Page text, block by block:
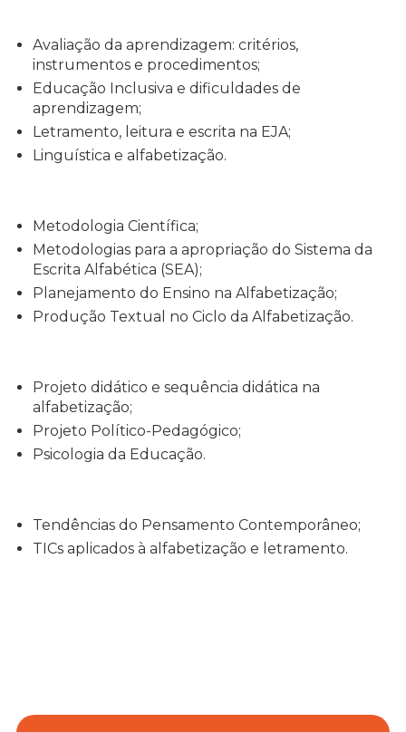
Avaliação da aprendizagem: critérios,
instrumentos e procedimentos;
Educação Inclusiva e dificuldades de
aprendizagem;
Letramento, leitura e escrita na EJA;
Linguística e alfabetização.
Metodologia Científica;
Metodologias para a apropriação do Sistema da
Escrita Alfabética (SEA);
Planejamento do Ensino na Alfabetização;
Produção Textual no Ciclo da Alfabetização.
Projeto didático e sequência didática na
alfabetização;
Projeto Político-Pedagógico;
Psicologia da Educação.
Tendências do Pensamento Contemporâneo;
TICs aplicados à alfabetização e letramento.